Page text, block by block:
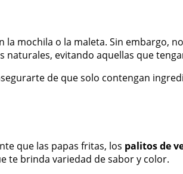
la mochila o la maleta. Sin embargo,
naturales, evitando aquellas que
de que solo contengan
que las papas fritas, los palitos de
te brinda variedad de sabor y color.